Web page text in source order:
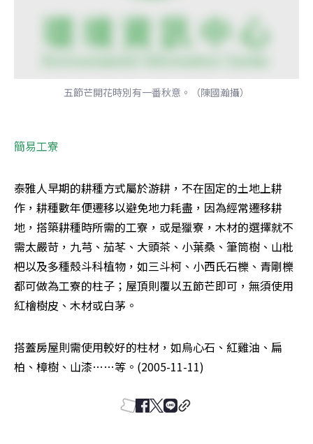
五節芒開花時別有一番秋意。（陳國瀚攝）
簡易工寮
泰雅人早期的耕種方式屬於游耕，不在固定的土地上耕
作，耕種數年便遷移以避免地力耗盡，因為經常遷移耕
地，搭築耕種時所需的工寮，或是獵寮，木材的選擇就不
需太嚴苛，九芎、茄苳、大頭茶、小葉桑、筆筒樹、山枇
杷以及多種殼斗科植物，如三斗柯、小西氏石櫟、青剛櫟
都可做為工寮的柱子；屋頂則覆以五節芒即可，無須使用
紅檜樹皮、木材或白茅。
搭蓋房屋則需使用較好的柱材，如烏心石、紅雞油、扁
柏、樟樹、山漆……等。(2005-11-11)